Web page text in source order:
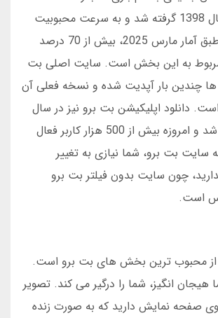
این تصمیم در سال 1398 گرفته شد و به سرعت محبوبیت
زیادی پیدا کرد. طبق آمار مارس 2025، بیش از 70 درصد
به این بخش است. سایت اصلی بت
چندین بار آپدیت شده و نسخه فعلی آن
دانلود اپلیکیشن بت برو نیز در سال
1400 راه اندازی شد و امروزه بیش از 500 هزار کاربر فعال
سایت بت برو، شما نیازی به تغییر
چون سایت بدون فیلتر بت برو
است.
از محبوب ترین بخش های بت برو است.
هیجان انگیز، شما را درگیر می کند. تصویر
صفحه نمایش دارید که به صورت زنده